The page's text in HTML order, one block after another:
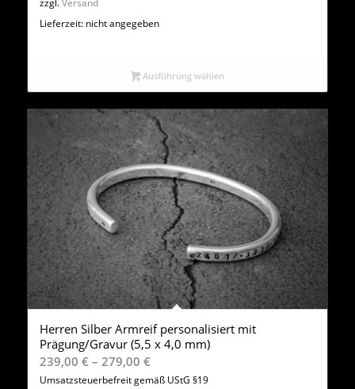
229,00 €
Lieferzeit: nicht angegeben
Ausführung wählen
Herren Silber Armreif personalisiert mit
Prägung/Gravur (5,5 x 4,0 mm)
239,00 € – 279,00 €Preisspanne:
239,00 €
Umsatzsteuerbefreit gemäß UStG §19